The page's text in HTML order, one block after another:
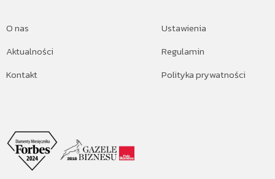
O nas
Aktualności
Kontakt
Ustawienia
Regulamin
Polityka prywatności